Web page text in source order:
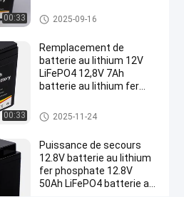
397
de vue
Partager
00:33
batterie de phosphate de fer du
lithium 12v
2025-09-16
00:33
Remplacement de
batterie au lithium 12V
LiFePO4 12,8V 7Ah
batterie au lithium fer
batterie de phosphate de fer du
lithium 12v
2025-11-24
Puissance de secours
12.8V batterie au lithium
fer phosphate 12.8V
50Ah LiFePO4 batterie au